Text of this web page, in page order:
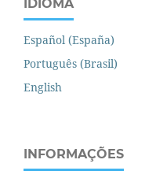
IDIOMA
Español (España)
Português (Brasil)
English
INFORMAÇÕES